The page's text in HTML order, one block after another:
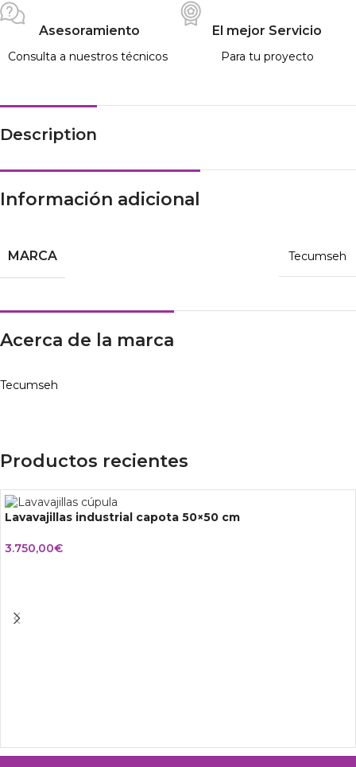
Asesoramiento
Consulta a nuestros técnicos
El mejor Servicio
Para tu proyecto
Description
Información adicional
MARCA Tecumseh
Acerca de la marca
Tecumseh
Productos recientes
Lavavajillas industrial capota 50×50 cm
3.750,00€